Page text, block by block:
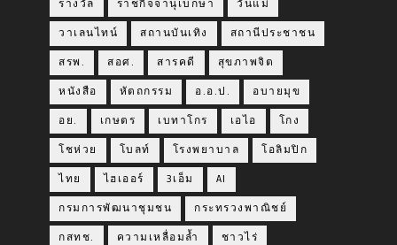
รางวัล ราชกิจจานุเบกษา วันแม่
วาเลนไทน์ สถานบันเทิง สถานีประชาชน
สรพ. สอศ. สารคดี สุขภาพจิต
หนังสือ หัตถกรรม อ.อ.ป. อบายมุข
อย. เกษตร เบทาโกร เอไอ โกง
โชห่วย โบลท์ โรงพยาบาล โอลิมปิก
ไทย ไฮเออร์ 3เอ็ม AI
กรมการพัฒนาชุมชน กระทรวงพาณิชย์
กสทช. ความเหลื่อมล้ำ ชาวไร่